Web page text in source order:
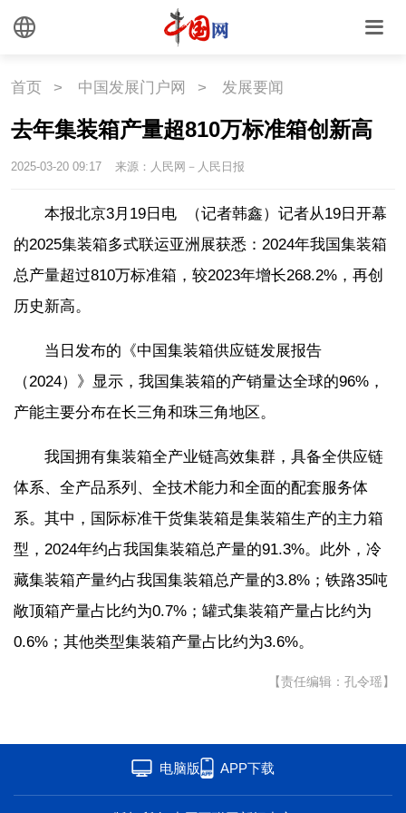
文化
文化
时尚 旅游 铁路
悦读 民藏
中国瓷
国情
海洋 草原 湾区
联盟 心理
首页 > 中国发展门户网 > 发展要闻
去年集装箱产量超810万标准箱创新高
2025-03-20 09:17 来源：人民网－人民日报
本报北京3月19日电 （记者韩鑫）记者从19日开幕
的2025集装箱多式联运亚洲展获悉：2024年我国集装箱
总产量超过810万标准箱，较2023年增长268.2%，再创
历史新高。
当日发布的《中国集装箱供应链发展报告
（2024）》显示，我国集装箱的产销量达全球的96%，
产能主要分布在长三角和珠三角地区。
我国拥有集装箱全产业链高效集群，具备全供应链
体系、全产品系列、全技术能力和全面的配套服务体
系。其中，国际标准干货集装箱是集装箱生产的主力箱
型，2024年约占我国集装箱总产量的91.3%。此外，冷
藏集装箱产量约占我国集装箱总产量的3.8%；铁路35吨
敞顶箱产量占比约为0.7%；罐式集装箱产量占比约为
0.6%；其他类型集装箱产量占比约为3.6%。
【责任编辑：孔令瑶】
电脑版 APP下载